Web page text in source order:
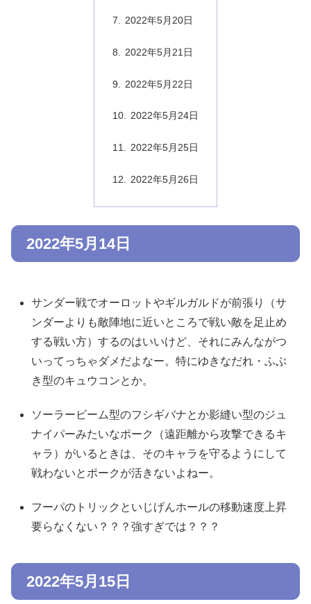
2022年5月20日
2022年5月21日
2022年5月22日
2022年5月24日
2022年5月25日
2022年5月26日
2022年5月14日
サンダー戦でオーロットやギルガルドが前張り（サ
ンダーよりも敵陣地に近いところで戦い敵を足止め
する戦い方）するのはいいけど、それにみんながつ
いってっちゃダメだよなー。特にゆきなだれ・ふぶ
き型のキュウコンとか。
ソーラービーム型のフシギバナとか影縫い型のジュ
ナイパーみたいなポーク（遠距離から攻撃できるキ
ャラ）がいるときは、そのキャラを守るようにして
戦わないとポークが活きないよねー。
フーパのトリックといじげんホールの移動速度上昇
要らなくない？？？強すぎでは？？？
2022年5月15日